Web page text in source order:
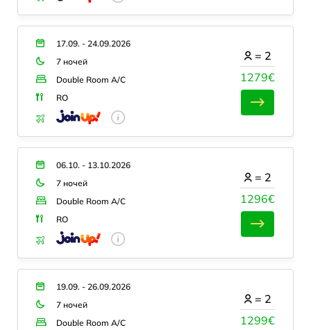
17.09. - 24.09.2026
7 ночей
Double Room A/C
RO
1279€
= 2
06.10. - 13.10.2026
7 ночей
Double Room A/C
RO
1296€
= 2
19.09. - 26.09.2026
7 ночей
Double Room A/C
1299€
= 2